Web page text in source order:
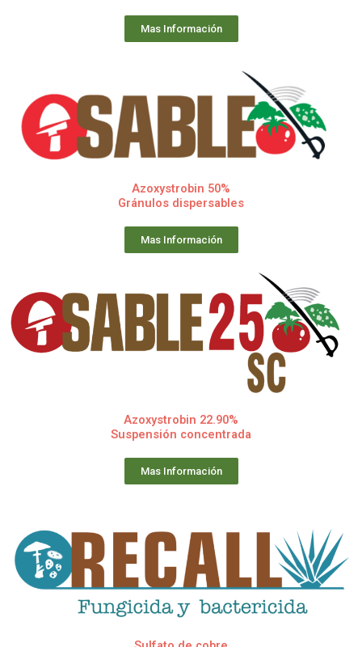
Mas Información
Azoxystrobin 50%
Gránulos dispersables
Mas Información
Azoxystrobin 22.90%
Suspensión concentrada
Mas Información